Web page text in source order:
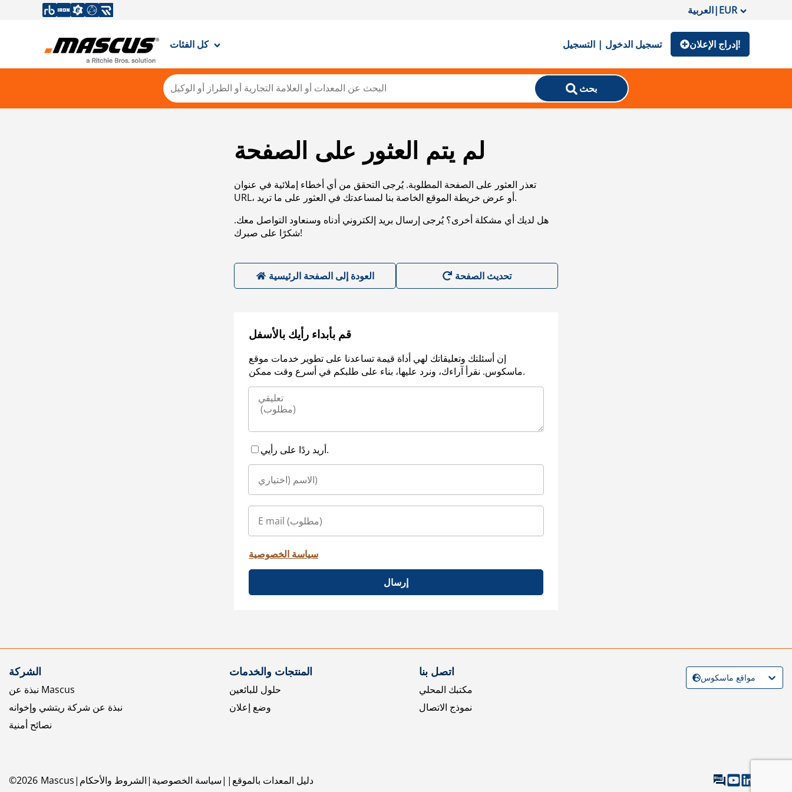
العربية|EUR
كل الفئات تسجيل الدخول | التسجيل إدراج الإعلان!
بحث
لم يتم العثور على الصفحة
تعذر العثور على الصفحة المطلوبة. يُرجى التحقق من أي أخطاء إملائية في عنوان
URL، أو عرض خريطة الموقع الخاصة بنا لمساعدتك في العثور على ما تريد.
هل لديك أي مشكلة أخرى؟ يُرجى إرسال بريد إلكتروني أدناه وسنعاود التواصل معك.
شكرًا على صبرك!
العودة إلى الصفحة الرئيسية
قم بأبداء رأيك بالأسفل
إن أسئلتك وتعليقاتك لهي أداة قيمة تساعدنا على تطوير خدمات موقع
ماسكوس. نقرأ آراءك، ونرد عليها، بناء على طلبكم في أسرع وقت ممكن.
أريد ردًا على رأيي.
سياسة الخصوصية
إرسال
الشركة
نبذة عن Mascus
نبذة عن شركة ريتشي وإخوانه
نصائح أمنية
المنتجات والخدمات
حلول للبائعين
وضع إعلان
اتصل بنا
مكتبك المحلي
نموذج الاتصال
©2026 Mascus الشروط والأحكام سياسة الخصوصية دليل المعدات بالموقع
مواقع ماسكوس